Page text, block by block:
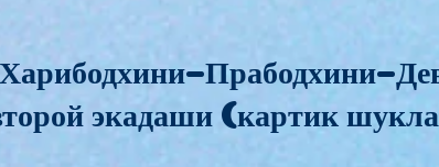
Прабодхини-
экадаши (картик